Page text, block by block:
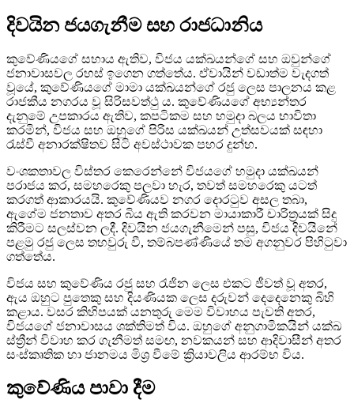
දිවයින ජයගැනීම සහ රාජධානිය
කුවේණියගේ සහාය ඇතිව, විජය යක්ඛයන්ගේ සහ ඔවුන්ගේ
ජනාවාසවල රහස් ඉගෙන ගත්තේය. ඒවායින් වඩාත්ම වැදගත්
වූයේ, කුවේණියගේ මාමා යක්ඛයන්ගේ රජු ලෙස පාලනය කළ
රාජකීය නගරය වූ සිරිසවත්ථු ය. කුවේණියගේ අභ්‍යන්තර
දැනුමේ උපකාරය ඇතිව, කපටිකම සහ හමුදා බලය භාවිතා
කරමින්, විජය සහ ඔහුගේ පිරිස යක්ඛයන් උත්සවයක් සඳහා
රැස්වී අනාරක්ෂිතව සිටි අවස්ථාවක පහර දුන්හ.
වංශකතාවල විස්තර කෙරෙන්නේ විජයගේ හමුදා යක්ඛයන්
පරාජය කර, සමහරෙකු පලවා හැර, තවත් සමහරෙකු යටත්
කරගත් ආකාරයයි. කුවේණියව නගර දොරටුව අසල තබා,
ඇගේම ජනතාව අතර බිය ඇති කරවන මායාකාරී චාරිත්‍රයක් සිදු
කිරීමට සලස්වන ලදී. දිවයින ජයගැනීමෙන් පසු, විජය දිවයිනේ
පළමු රජු ලෙස තහවුරු වී, තම්බපණ්ණියේ තම අගනුවර පිහිටුවා
ගත්තේය.
විජය සහ කුවේණිය රජු සහ රැජින ලෙස එකට ජීවත් වූ අතර,
ඇය ඔහුට පුතෙකු සහ දියණියක ලෙස දරුවන් දෙදෙනෙකු බිහි
කළාය. වසර කිහිපයක් යනතුරු මෙම විවාහය පැවති අතර,
විජයගේ ජනාවාසය ශක්තිමත් විය. ඔහුගේ අනුගාමිකයින් යක්ඛ
ස්ත්‍රීන් විවාහ කර ගැනීමත් සමඟ, නවකයන් සහ ආදිවාසීන් අතර
සංස්කෘතික හා ජානමය මිශ්‍ර වීමේ ක්‍රියාවලිය ආරම්භ විය.
කුවේණිය පාවා දීම